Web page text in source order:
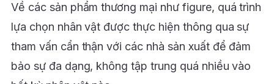
Về các sản phẩm thương mại như figure, quá trình
lựa chọn nhân vật được thực hiện thông qua sự
tham vấn cẩn thận với các nhà sản xuất để đảm
bảo sự đa dạng, không tập trung quá nhiều vào